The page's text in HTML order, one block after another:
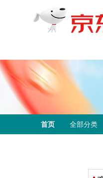
首页 全部分类